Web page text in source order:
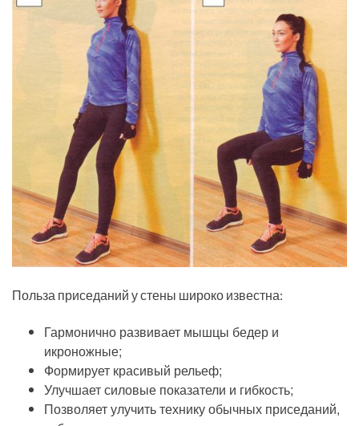
Польза приседаний у стены широко известна:
Гармонично развивает мышцы бедер и
икроножные;
Формирует красивый рельеф;
Улучшает силовые показатели и гибкость;
Позволяет улучить технику обычных приседаний,